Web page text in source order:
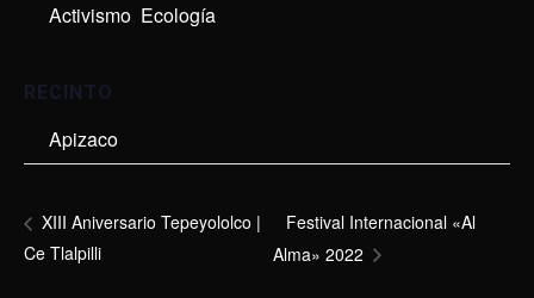
Activismo, Ecología
RECINTO
Apizaco
XIII Aniversario Tepeyololco |
Ce Tlalpilli
Festival Internacional «Al
Alma» 2022